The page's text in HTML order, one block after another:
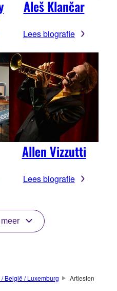
Aleš Klančar
Lees biografie
Allen Vizzutti
Lees biografie
België / Luxemburg Artiesten